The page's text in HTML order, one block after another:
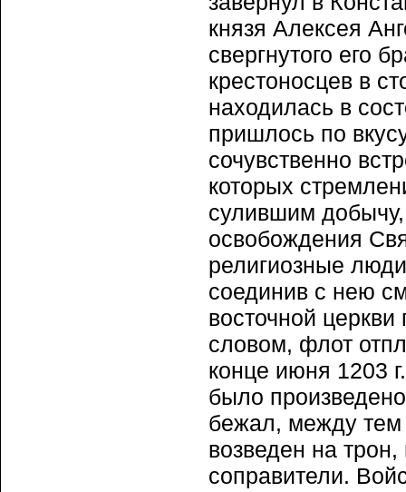
князя Алексея
свергнутого его
крестоносцев в
находилась в
пришлось по
сочувственно
которых
сулившим
освобождения
религиозные
соединив с нею
восточной
словом, флот
конце июня 1203
было
бежал, между тем
возведен на
соправители.